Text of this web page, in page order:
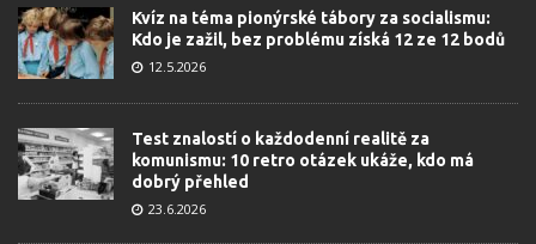
Kvíz na téma pionýrské tábory za socialismu:
Kdo je zažil, bez problému získá 12 ze 12 bodů
12.5.2026
Test znalostí o každodenní realitě za
komunismu: 10 retro otázek ukáže, kdo má
dobrý přehled
23.6.2026